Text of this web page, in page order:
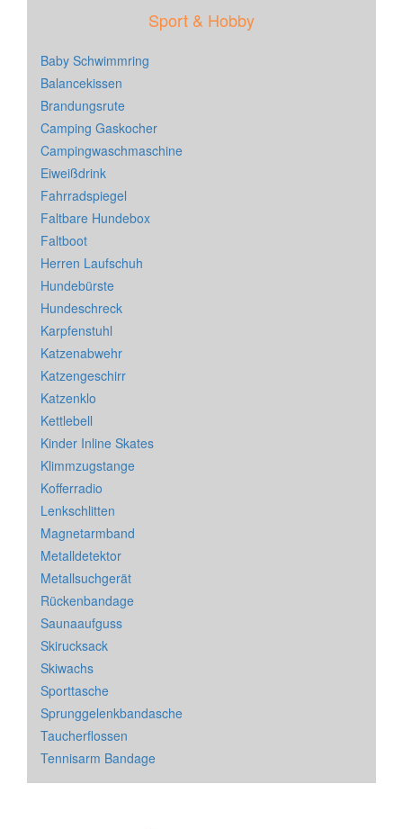
Sport & Hobby
Baby Schwimmring
Balancekissen
Brandungsrute
Camping Gaskocher
Campingwaschmaschine
Eiweißdrink
Fahrradspiegel
Faltbare Hundebox
Faltboot
Herren Laufschuh
Hundebürste
Hundeschreck
Karpfenstuhl
Katzenabwehr
Katzengeschirr
Katzenklo
Kettlebell
Kinder Inline Skates
Klimmzugstange
Kofferradio
Lenkschlitten
Magnetarmband
Metalldetektor
Metallsuchgerät
Rückenbandage
Saunaaufguss
Skirucksack
Skiwachs
Sporttasche
Sprunggelenkbandasche
Taucherflossen
Tennisarm Bandage